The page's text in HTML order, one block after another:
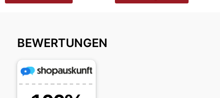
BEWERTUNGEN